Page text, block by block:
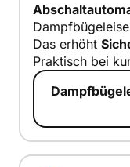
omatik
smart
Das erhöht
Praktisch bei